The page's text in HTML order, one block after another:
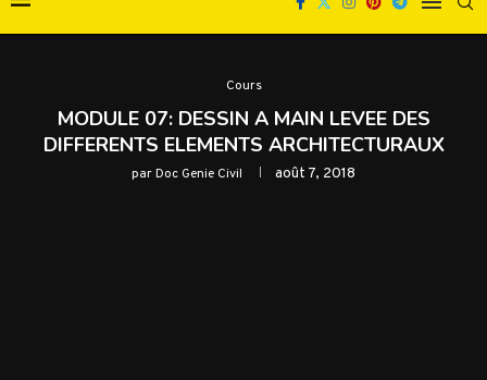
Cours
MODULE 07: DESSIN A MAIN LEVEE DES
DIFFERENTS ELEMENTS ARCHITECTURAUX
parDoc Genie Civil août 7, 2018